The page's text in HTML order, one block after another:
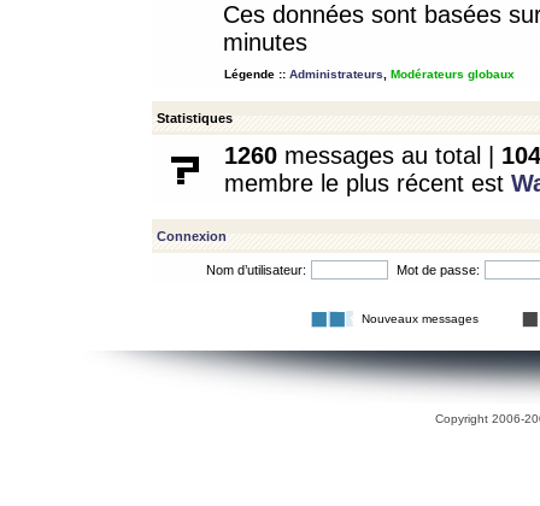
Ces données sont basées
minutes
Légende :: Administrateurs Modérateurs globaux
Statistiques
1260 messages au total | 104
membre le plus récent est
Connexion
Nom d’utilisateur: Mot de passe:
Nouveaux messages
Copyright 2006-